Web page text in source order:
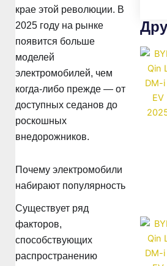
крае этой революции. В
2025 году на рынке
появится больше
моделей
электромобилей, чем
когда-либо прежде — от
доступных седанов до
роскошных
внедорожников.
Почему электромобили
набирают популярность
Существует ряд
факторов,
способствующих
распространению